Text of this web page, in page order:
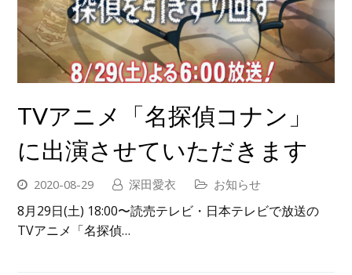
TVアニメ「名探偵コナン」
に出演させていただきます
2020-08-29 深田愛衣 お知らせ
8月29日(土) 18:00〜読売テレビ・日本テレビで放送の
TVアニメ「名探偵…